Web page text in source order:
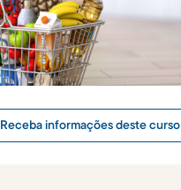
Receba informações deste curso